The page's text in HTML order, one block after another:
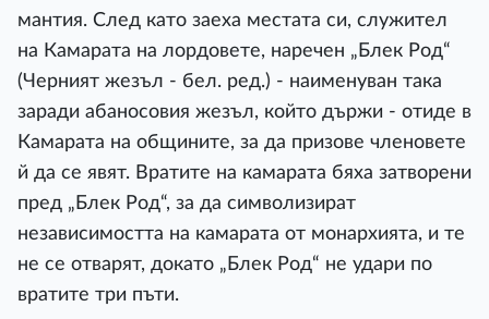
мантия. След като заеха местата си, служител
на Камарата на лордовете, наречен „Блек Род“
(Черният жезъл - бел. ред.) - наименуван така
заради абаносовия жезъл, който държи - отиде в
Камарата на общините, за да призове членовете
й да се явят. Вратите на камарата бяха затворени
пред „Блек Род“, за да символизират
независимостта на камарата от монархията, и те
не се отварят, докато „Блек Род“ не удари по
вратите три пъти.